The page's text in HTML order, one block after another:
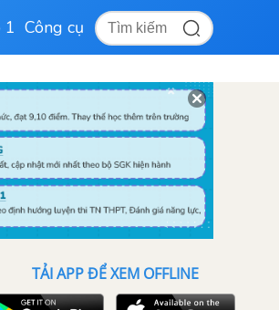
1 Công cụ
TẢI APP ĐỂ XEM OFFLINE